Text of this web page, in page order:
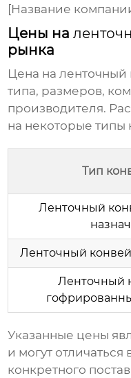
[Название
Цены на
рынка
Цена наленточный
типа, размеров,
производителя.
на некоторые типы
Тип
Ленточный
Ленточный
Ленточный
Указанные цены
и могут отличаться
конкретного